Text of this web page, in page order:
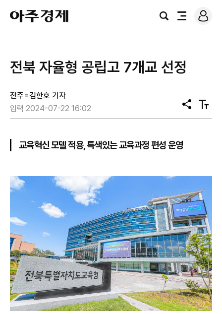
아
주
경
검
전
로
그
전북 자율형 공립고 7개교 선정
전주=김한호 기자
입력 2024-07-22 16:02
공
유
텍
스
교육혁신 모델 적용, 특색있는 교육과정 편성 운영